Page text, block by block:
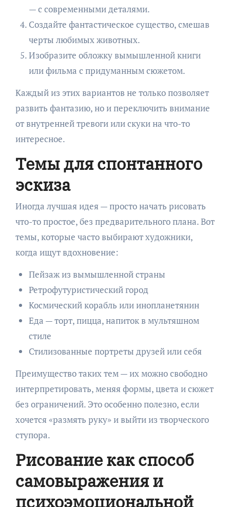
— с современными деталями.
Создайте фантастическое существо, смешав
черты любимых животных.
Изобразите обложку вымышленной книги
или фильма с придуманным сюжетом.
Каждый из этих вариантов не только позволяет
развить фантазию, но и переключить внимание
от внутренней тревоги или скуки на что-то
интересное.
Темы для спонтанного
эскиза
Иногда лучшая идея — просто начать рисовать
что-то простое, без предварительного плана. Вот
темы, которые часто выбирают художники,
когда ищут вдохновение:
Пейзаж из вымышленной страны
Ретрофутуристический город
Космический корабль или инопланетянин
Еда — торт, пицца, напиток в мультяшном
стиле
Стилизованные портреты друзей или себя
Преимущество таких тем — их можно свободно
интерпретировать, меняя формы, цвета и сюжет
без ограничений. Это особенно полезно, если
хочется «размять руку» и выйти из творческого
ступора.
Рисование как способ
самовыражения и
психоэмоциональной